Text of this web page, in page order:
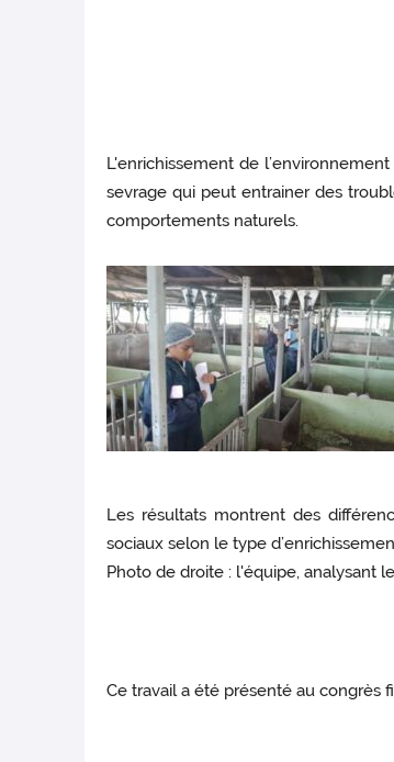
L'enrichissement de
sevrage qui peut entrainer des
comportements naturels.
Les résultats montrent des
sociaux selon le type
Photo de droite : l'équipe, analysant
Ce travail a été présenté au congrès